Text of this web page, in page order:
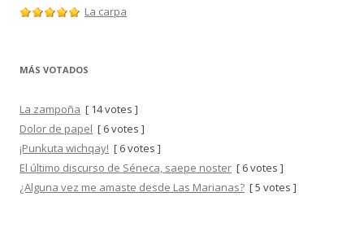
La carpa
MÁS VOTADOS
La zampoña [ 14 votes ]
Dolor de papel [ 6 votes ]
¡Punkuta wichqay! [ 6 votes ]
El último discurso de Séneca, saepe noster [ 6 votes ]
¿Alguna vez me amaste desde Las Marianas? [ 5 votes ]